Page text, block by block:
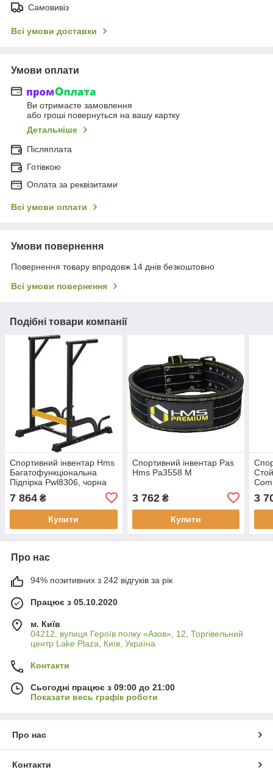
Самовивіз
Всі умови доставки
Умови оплати
Ви отримаєте замовлення
або гроші повернуться на вашу картку
Детальніше
Післяплата
Готівкою
Оплата за реквізитами
Всі умови оплати
Умови повернення
Повернення товару впродовж 14 днів безкоштовно
Всі умови повернення
Подібні товари компанії
Спортивний інвентар Hms
Багатофункціональна
Підпірка Pwl8306, чорна
7 864 ₴
Купити
Спортивний інвентар Pas
Hms Pa3558 M
3 762₴
Купити
3
Про нас
94% позитивних з 242 відгуків за рік
Працює з 05.10.2020
м. Київ
04212, вулиця Героїв полку «Азов», 12, Торгівельний
центр Lake Plaza, Київ, Україна
Контакти
Сьогодні працює з 09:00 до 21:00
Показати весь графік роботи
Про нас
Контакти